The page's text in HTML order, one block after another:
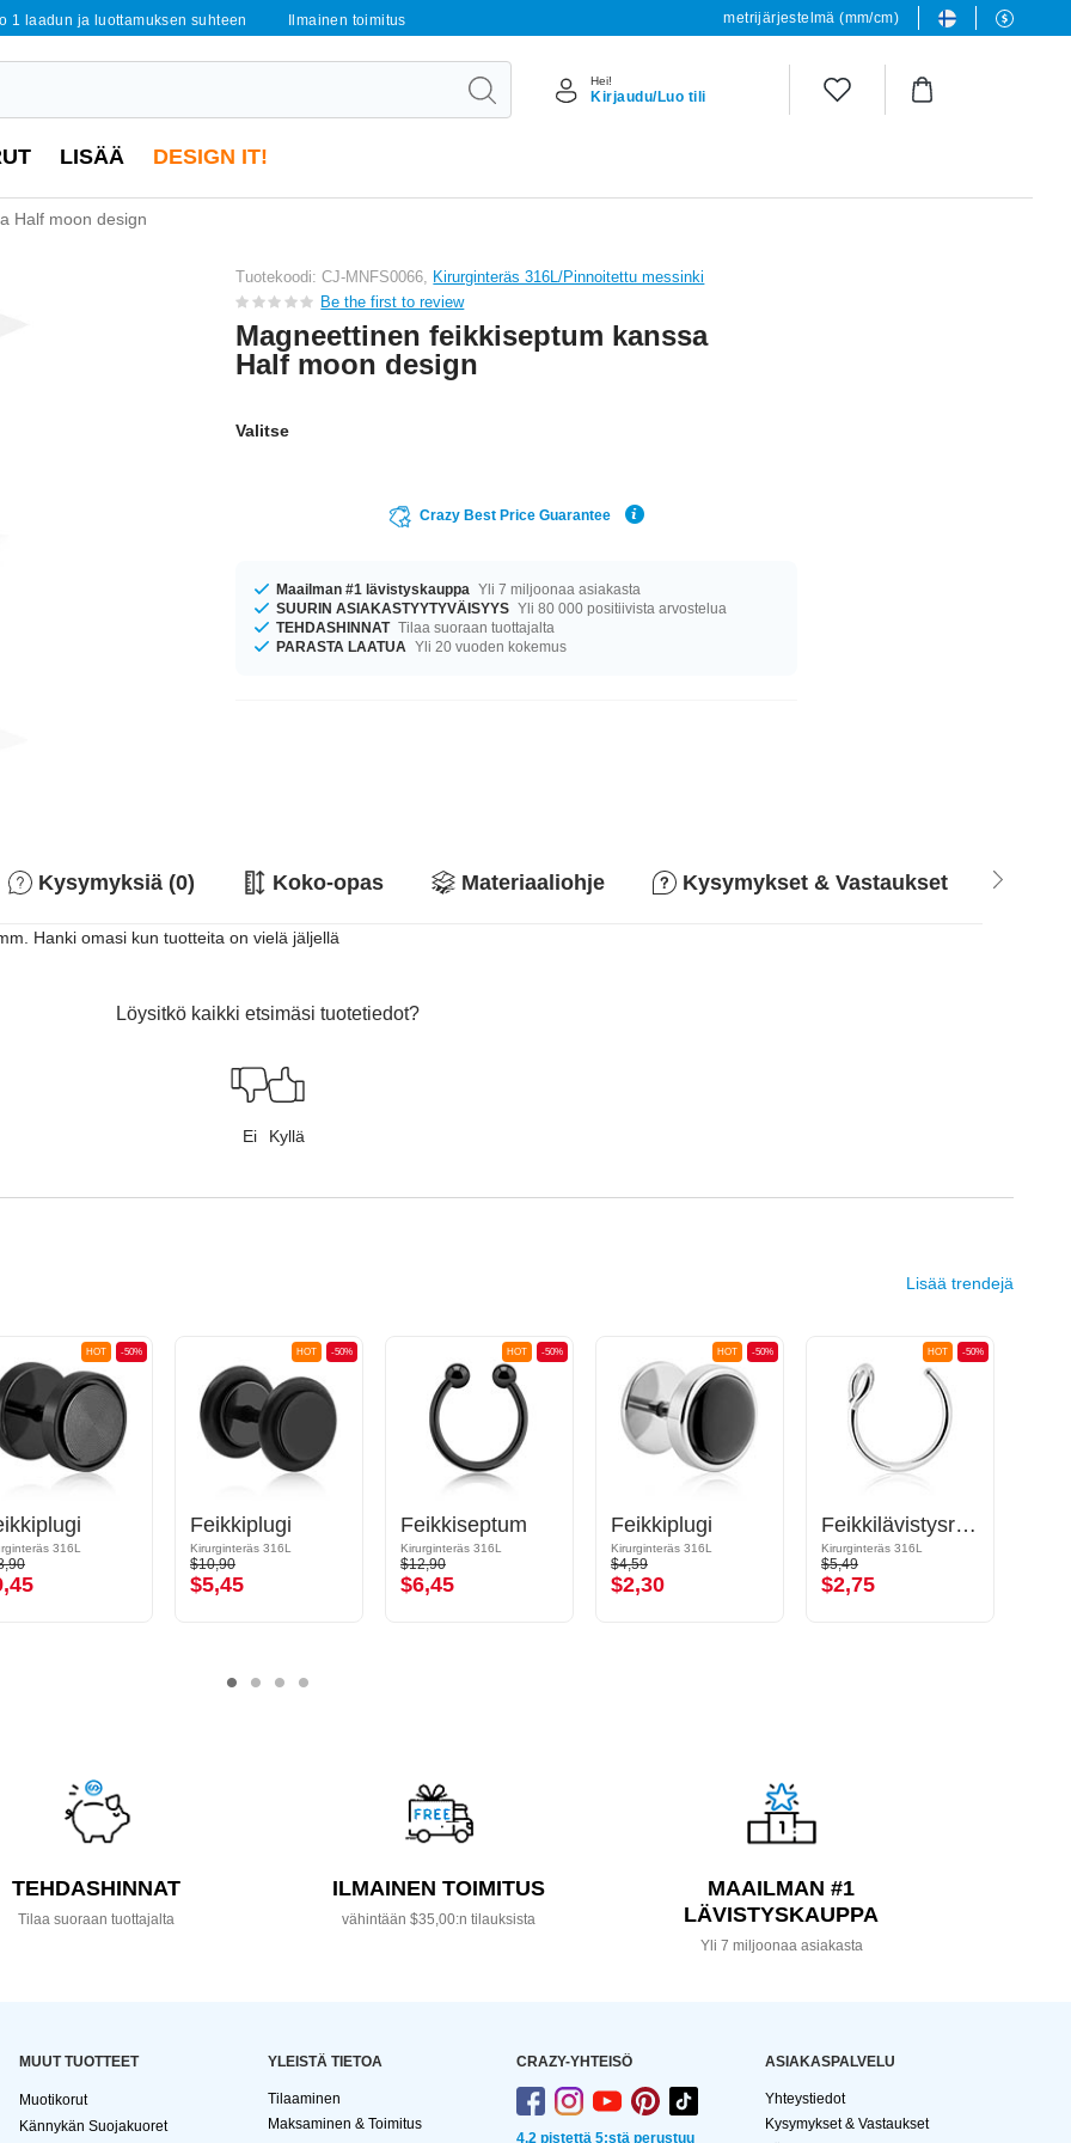
1 laadun ja luottamuksen suhteen Ilmainen toimitus metrijärjestelmä (mm/cm)
Hei!
Kirjaudu/Luo tili
LISÄÄ DESIGN IT!
Half moon design
Tuotekoodi: CJ-MNFS0066, Kirurginteräs 316L/Pinnoitettu messinki
Be the first to review
Magneettinen feikkiseptum kanssa
Half moon design
Valitse
Crazy Best Price Guarantee
Maailman #1 lävistyskauppa Yli 7 miljoonaa asiakasta
SUURIN ASIAKASTYYTYVÄISYYS Yli 80 000 positiivista arvostelua
TEHDASHINNAT Tilaa suoraan tuottajalta
PARASTA LAATUA Yli 20 vuoden kokemus
Kysymyksiä (0) Koko-opas Materiaaliohje Kysymykset & Vastaukset
Hanki omasi kun tuotteita on vielä jäljellä
Löysitkö kaikki etsimäsi tuotetiedot?
Ei Kyllä
Lisää trendejä
-50%
HOT
316L
-50%
HOT
Feikkiplugi
Kirurginteräs 316L
$10,90
$5,45
-50%
HOT
Feikkiseptum
Kirurginteräs 316L
$12,90
$6,45
-50%
HOT
Feikkiplugi
Kirurginteräs 316L
$4,59
$2,30
-50%
HOT
Feikkilävistysrengas
Kirurginteräs 316L
$5,49
$2,75
TEHDASHINNAT
Tilaa suoraan tuottajalta
ILMAINEN TOIMITUS
vähintään $35,00:n tilauksista
MAAILMAN #1
LÄVISTYSKAUPPA
Yli 7 miljoonaa asiakasta
MUUT TUOTTEET
Muotikorut
Kännykän Suojakuoret
YLEISTÄ TIETOA
Tilaaminen
Maksaminen & Toimitus
CRAZY-YHTEISÖ
4,2 pistettä 5:stä perustuu
ASIAKASPALVELU
Yhteystiedot
Kysymykset & Vastaukset